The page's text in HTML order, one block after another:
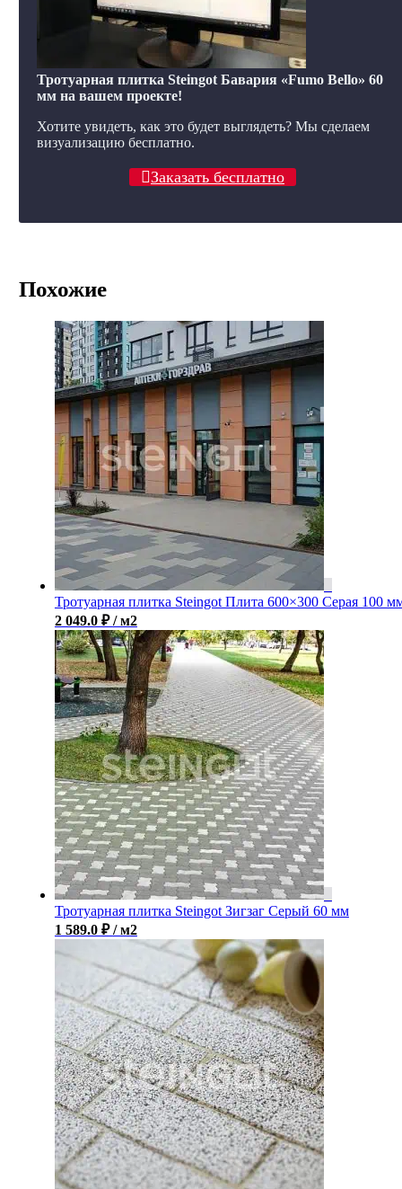
Тротуарная плитка Steingot Бавария «Fumo Bello» 60
мм на вашем проекте!
Хотите увидеть, как это будет выглядеть? Мы сделаем
визуализацию бесплатно.
Заказать бесплатно
Похожие
Тротуарная плитка Steingot Плита 600×300 Серая 100
2 049.0 ₽ / м2
Тротуарная плитка Steingot Зигзаг Серый 60 мм
1 589.0 ₽ / м2